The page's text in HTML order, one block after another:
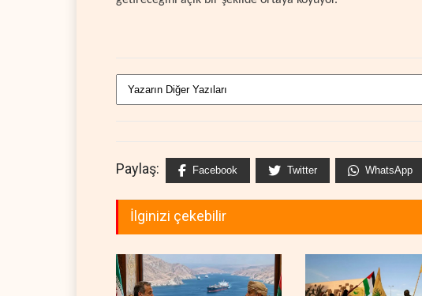
Paylaş: Facebook Twitter WhatsApp
İlginizi çekebilir